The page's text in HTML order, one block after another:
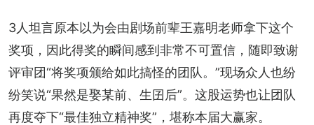
3人坦言原本以为会由剧场前辈王嘉明老师拿下这个
奖项，因此得奖的瞬间感到非常不可置信，随即致谢
评审团“将奖项颁给如此搞怪的团队。”现场众人也纷
纷笑说“果然是娶某前、生囝后”。这股运势也让团队
再度夺下“最佳独立精神奖”，堪称本届大赢家。